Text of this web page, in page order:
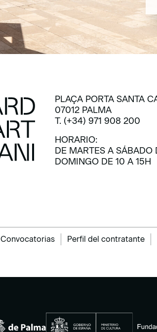
PLAÇA PORTA SANTA
07012 PALMA
T. (+34) 971 908 200
HORARIO:
DE MARTES A SÁBADO
DOMINGO DE 10 A 15H
Convocatorias Perfil del contratante